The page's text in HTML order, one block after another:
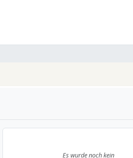
Es wurde noch kein